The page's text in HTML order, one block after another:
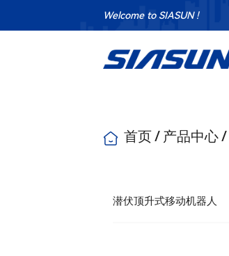
Welcome to SIASUN !
首页/ 产品中心/
潜伏顶升式移动机器人